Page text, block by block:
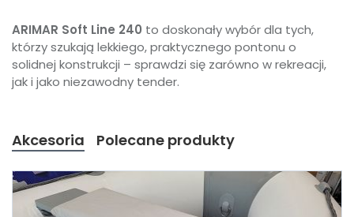
ARIMAR Soft Line 240 to doskonały wybór dla tych,
którzy szukają lekkiego, praktycznego pontonu o
solidnej konstrukcji – sprawdzi się zarówno w rekreacji,
jak i jako niezawodny tender.
Akcesoria Polecane produkty